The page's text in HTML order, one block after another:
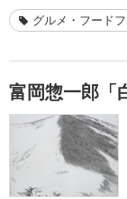
グルメ・フード
富岡惣一郎「